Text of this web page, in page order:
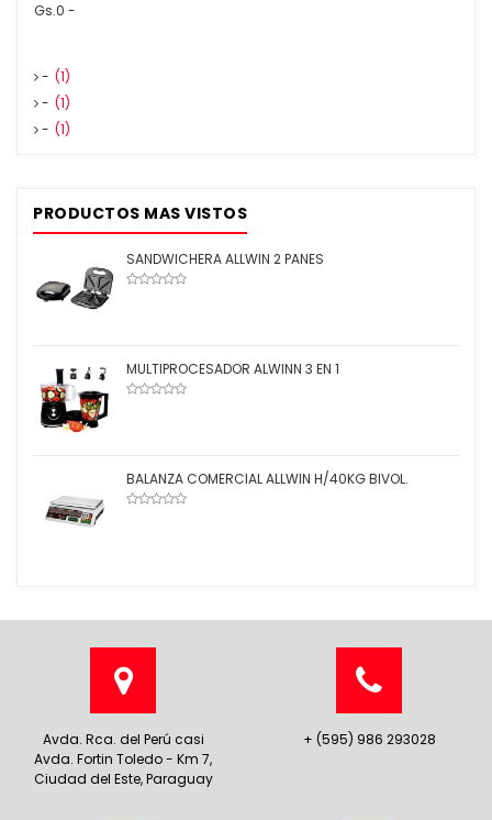
Gs.0 -
- (1)
- (1)
- (1)
PRODUCTOS MAS VISTOS
SANDWICHERA ALLWIN 2 PANES
MULTIPROCESADOR ALWINN 3 EN 1
BALANZA COMERCIAL ALLWIN H/40KG BIVOL.
Avda. Rca. del Perú casi
Avda. Fortin Toledo - Km 7,
Ciudad del Este, Paraguay
+ (595) 986 293028